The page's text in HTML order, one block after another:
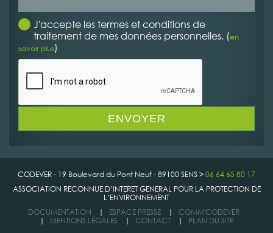
J'accepte les termes et conditions de
traitement de mes données personnelles. (en
savoir plus)
CODEVER - 19 Boulevard du Pont Neuf - 89100 SENS >06 64 65 80 17
ASSOCIATION RECONNUE D’INTERET GENERAL POUR LA PROTECTION DE
L’ENVIRONNEMENT
DOCUMENTATION | ESPACE PRESSE | COMM'CODEVER
| MENTIONS LÉGALES | CONTACT | PLAN DU SITE